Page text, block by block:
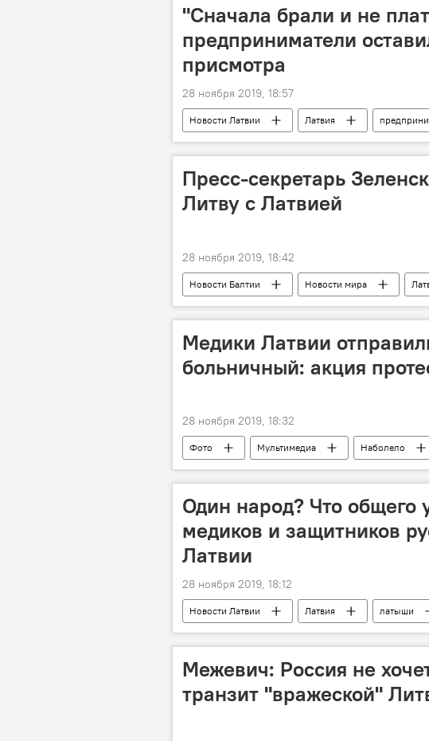
"Сначала брали и не
предприниматели
присмотра
28 ноября 2019, 18:57
Новости Латвии Латвия
Пресс-секретарь
Литву с Латвией
28 ноября 2019, 18:42
Новости Балтии Новости мира
Медики Латвии
больничный: акция
28 ноября 2019, 18:32
Фото Мультимедиа Наболело
митинг
Сейм
Один народ? Что общего
медиков и защитников
Латвии
28 ноября 2019, 18:12
Новости Латвии Латвия латыши
народ
медики
Межевич: Россия не
транзит "вражеской"